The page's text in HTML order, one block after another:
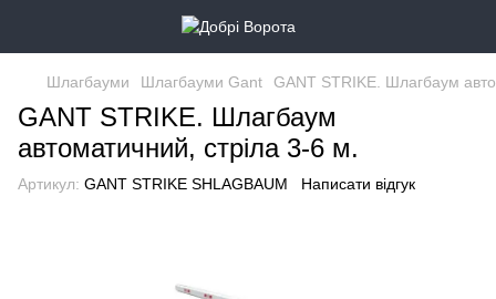
Шлагбауми Шлагбауми Gant GANT STRIKE. Шлагбаум
GANT STRIKE. Шлагбаум
автоматичний, стріла 3-6 м.
Артикул: GANT STRIKE SHLAGBAUM Написати відгук